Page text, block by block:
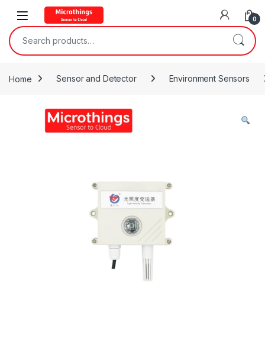
Open 0
Search for:
Home Sensor and Detector Environment Sensors